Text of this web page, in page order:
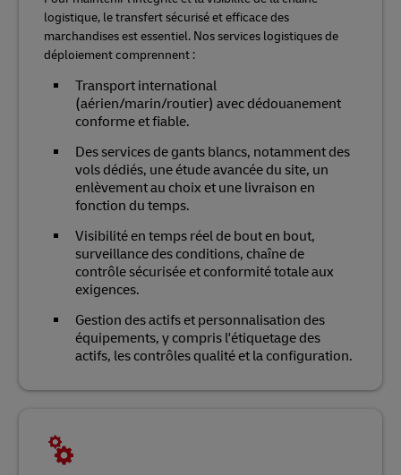
logistique, le transfert sécurisé et efficace des
marchandises est essentiel. Nos services logistiques de
déploiement comprennent :
Transport international
(aérien/marin/routier) avec dédouanement
conforme et fiable.
Des services de gants blancs, notamment des
vols dédiés, une étude avancée du site, un
enlèvement au choix et une livraison en
fonction du temps.
Visibilité en temps réel de bout en bout,
surveillance des conditions, chaîne de
contrôle sécurisée et conformité totale aux
exigences.
Gestion des actifs et personnalisation des
équipements, y compris l'étiquetage des
actifs, les contrôles qualité et la configuration.